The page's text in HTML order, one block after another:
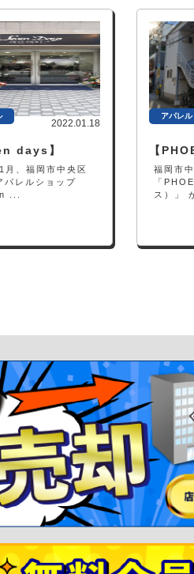
2022.01.18
days】
月、福岡市中央区
パレルショップ
...
アパレル
【
福岡市
「
ス）」